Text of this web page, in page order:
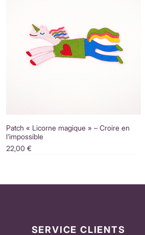
Patch « Licorne magique » – Croire en
l’impossible
Prix
22,00 €
SERVICE CLIENTS